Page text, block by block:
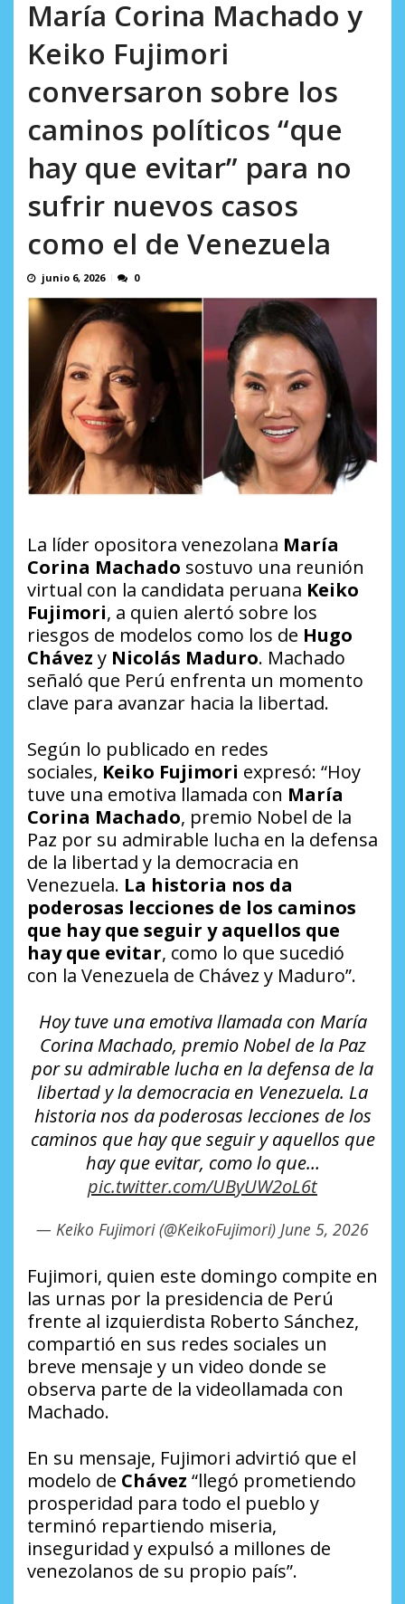
AGOSTO 7, 2026
María Corina Machado y
Keiko Fujimori
conversaron sobre los
caminos políticos “que
hay que evitar” para no
sufrir nuevos casos
como el de Venezuela
junio 6, 2026 0
La líder opositora venezolana María
Corina Machado sostuvo una reunión
virtual con la candidata peruana Keiko
Fujimori, a quien alertó sobre los
riesgos de modelos como los de Hugo
Chávez y Nicolás Maduro. Machado
señaló que Perú enfrenta un momento
clave para avanzar hacia la libertad.
Según lo publicado en redes
sociales, Keiko Fujimori expresó: “Hoy
tuve una emotiva llamada con María
Corina Machado, premio Nobel de la
Paz por su admirable lucha en la defensa
de la libertad y la democracia en
Venezuela. La historia nos da
poderosas lecciones de los caminos
que hay que seguir y aquellos que
hay que evitar, como lo que sucedió
con la Venezuela de Chávez y Maduro”.
Hoy tuve una emotiva llamada con María
Corina Machado, premio Nobel de la Paz
por su admirable lucha en la defensa de la
libertad y la democracia en Venezuela. La
historia nos da poderosas lecciones de los
caminos que hay que seguir y aquellos que
hay que evitar, como lo que…
pic.twitter.com/UByUW2oL6t
— Keiko Fujimori (@KeikoFujimori) June 5, 2026
Fujimori, quien este domingo compite en
las urnas por la presidencia de Perú
frente al izquierdista Roberto Sánchez,
compartió en sus redes sociales un
breve mensaje y un video donde se
observa parte de la videollamada con
Machado.
En su mensaje, Fujimori advirtió que el
modelo de Chávez “llegó prometiendo
prosperidad para todo el pueblo y
terminó repartiendo miseria,
inseguridad y expulsó a millones de
venezolanos de su propio país”.